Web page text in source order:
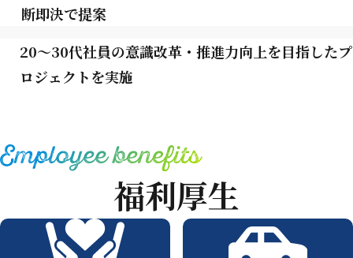
断即決で提案
20～30代社員の意識改革・推進力向上を目指したプ
ロジェクトを実施
福利厚生